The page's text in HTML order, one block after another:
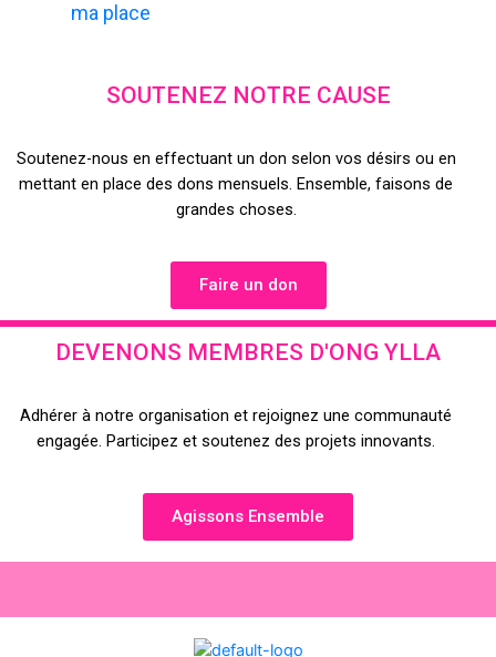
ma place
SOUTENEZ NOTRE CAUSE
Soutenez-nous en effectuant un don selon vos désirs ou en
mettant en place des dons mensuels. Ensemble, faisons de
grandes choses.
Faire un don
DEVENONS MEMBRES D'ONG YLLA
Adhérer à notre organisation et rejoignez une communauté
engagée. Participez et soutenez des projets innovants.
Agissons Ensemble